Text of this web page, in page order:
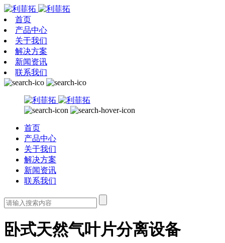
首页
产品中心
关于我们
解决方案
新闻资讯
联系我们
首页
产品中心
关于我们
解决方案
新闻资讯
联系我们
卧式天然气叶片分离设备